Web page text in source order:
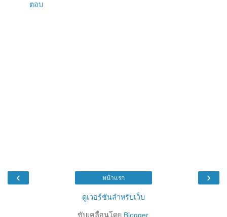
ตอบ
‹ ›
หน้าแรก
ดูเวอร์ชันสำหรับเว็บ
ขับเคลื่อนโดย Blogger.